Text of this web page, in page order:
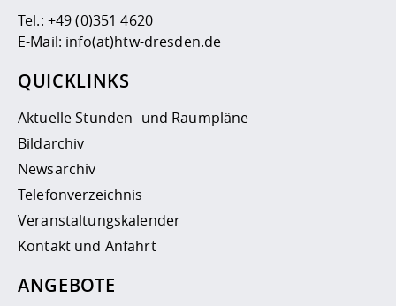
Tel.: +49 (0)351 4620
E-Mail: info(at)htw-dresden.de
QUICKLINKS
Aktuelle Stunden- und Raumpläne
Bildarchiv
Newsarchiv
Telefonverzeichnis
Veranstaltungskalender
Kontakt und Anfahrt
ANGEBOTE